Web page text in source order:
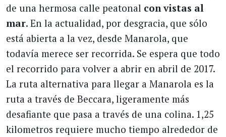
de una hermosa calle peatonal con vistas al
mar. En la actualidad, por desgracia, que sólo
está abierta a la vez, desde Manarola, que
todavía merece ser recorrida. Se espera que todo
el recorrido para volver a abrir en abril de 2017.
La ruta alternativa para llegar a Manarola es la
ruta a través de Beccara, ligeramente más
desafiante que pasa a través de una colina. 1,25
kilometros requiere mucho tiempo alrededor de